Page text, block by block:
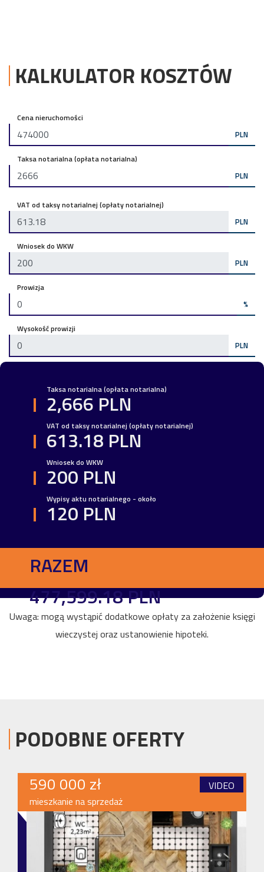
KALKULATOR KOSZTÓW
Cena nieruchomości
PLN
Taksa notarialna (opłata notarialna)
PLN
VAT od taksy notarialnej (opłaty notarialnej)
PLN
Wniosek do WKW
PLN
Prowizja
%
Wysokość prowizji
PLN
Taksa notarialna (opłata notarialna)
2,666 PLN
VAT od taksy notarialnej (opłaty notarialnej)
613.18 PLN
Wniosek do WKW
200 PLN
Wypisy aktu notarialnego - około
120 PLN
RAZEM
477,599.18 PLN
Uwaga: mogą wystąpić dodatkowe opłaty za założenie księgi
wieczystej oraz ustanowienie hipoteki.
PODOBNE OFERTY
590 000 zł
VIDEO
mieszkanie na sprzedaż